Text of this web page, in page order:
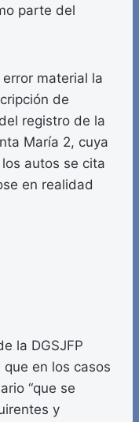
parte del
material la
de
registro de la
María 2, cuya
autos se cita
en realidad
la DGSJFP
en los casos
“que se
y